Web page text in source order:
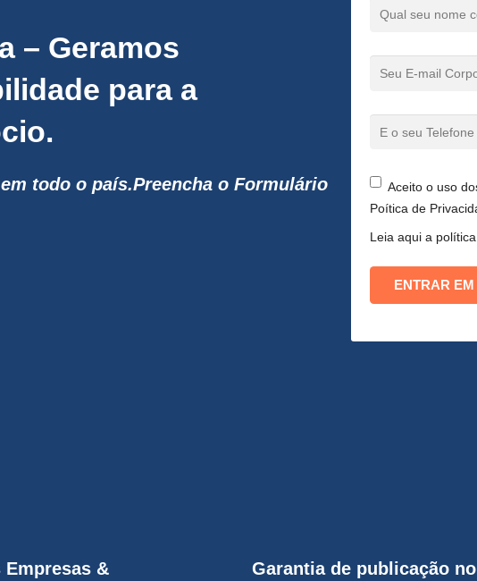
– Geramos
para a
todo o país.Preencha o Formulário
Aceito o uso
Poítica de
Leia aqui a política
Empresas &
Garantia de publicação